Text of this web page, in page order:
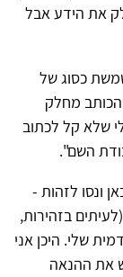
את הידע אבל
כסוג של
מחלק
שלא קל לכתוב
השם".
ונסו לזהות -
בזהירות,
שלי. היכן אני
את ההנאה